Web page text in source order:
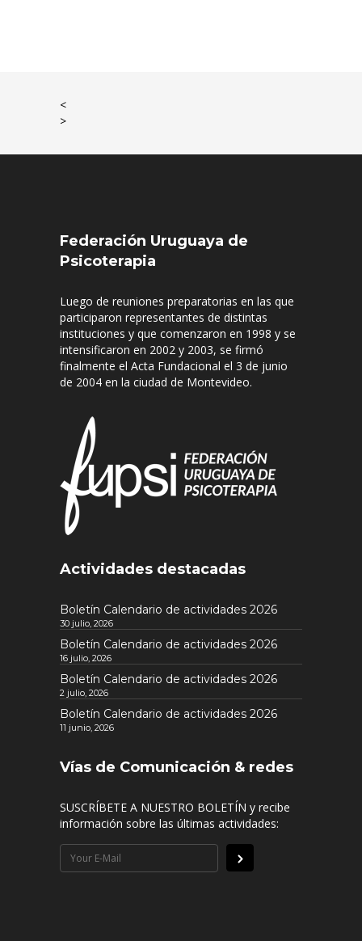
<
>
Federación Uruguaya de
Psicoterapia
Luego de reuniones preparatorias en las que
participaron representantes de distintas
instituciones y que comenzaron en 1998 y se
intensificaron en 2002 y 2003, se firmó
finalmente el Acta Fundacional el 3 de junio
de 2004 en la ciudad de Montevideo.
Actividades destacadas
Boletín Calendario de actividades 2026
30 julio, 2026
Boletín Calendario de actividades 2026
16 julio, 2026
Boletín Calendario de actividades 2026
2 julio, 2026
Boletín Calendario de actividades 2026
11 junio, 2026
Vías de Comunicación & redes
SUSCRÍBETE A NUESTRO BOLETÍN y recibe
información sobre las últimas actividades: